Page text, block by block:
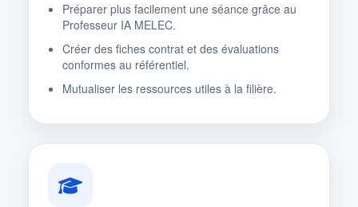
Préparer plus facilement une séance grâce au
Professeur IA MELEC.
Créer des fiches contrat et des évaluations
conformes au référentiel.
Mutualiser les ressources utiles à la filière.